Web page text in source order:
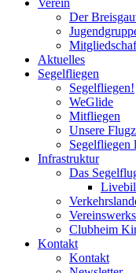
Verein
Der
Aktuelles
Segelfliegen
Segelfliegen!
WeGlide
Mitfliegen
Unsere
Segelfliegen
Infrastruktur
Das
Clubheim
Kontakt
Kontakt